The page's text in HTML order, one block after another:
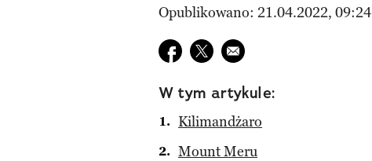
Opublikowano: 21.04.2022, 09:24
Udostępnij na facebook
Udostępnij na twitter
E-mail do przyjaciela
W tym artykule:
Kilimandżaro
Mount Meru